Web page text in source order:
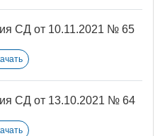
СД от 10.11.2021 № 65
СД от 13.10.2021 № 64